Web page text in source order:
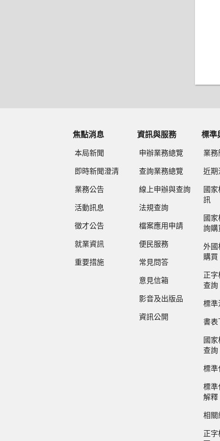
焦點消息
本局新聞
即時新聞澄清
業務公告
活動訊息
徵才公告
就業資訊
重要措施
資訊與服務
申辦業務總覽
查詢業務總覽
線上申辦與查詢
法規查詢
檔案應用申請
便民服務
常見問答
意見信箱
影音及出版品
資訊公開
標準
業務
近期
國
訊
國
詢購
外國
購買
正
查詢
標準
書表
國
查詢
標準
標準
解釋
相關
正